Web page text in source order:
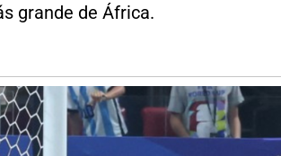
grande de África.